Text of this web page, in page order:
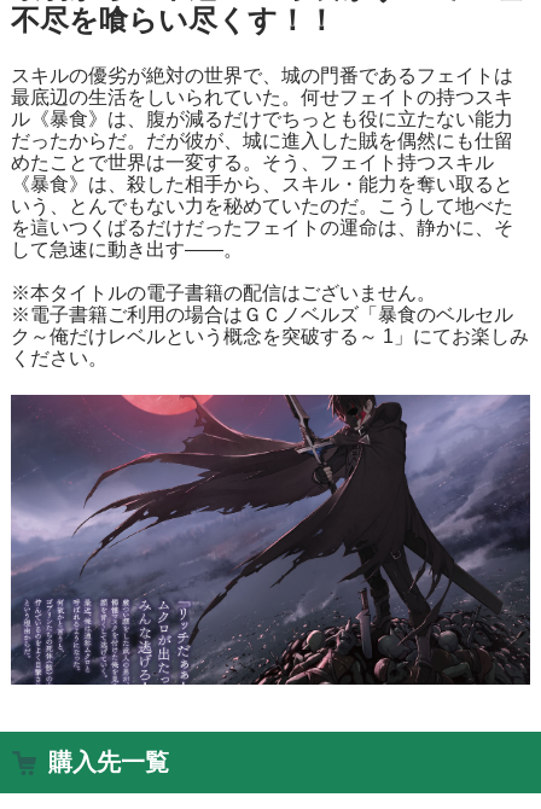
不尽を喰らい尽くす！！
スキルの優劣が絶対の世界で、城の門番であるフェイトは
最底辺の生活をしいられていた。何せフェイトの持つスキ
ル《暴食》は、腹が減るだけでちっとも役に立たない能力
だったからだ。だが彼が、城に進入した賊を偶然にも仕留
めたことで世界は一変する。そう、フェイト持つスキル
《暴食》は、殺した相手から、スキル・能力を奪い取ると
いう、とんでもない力を秘めていたのだ。こうして地べた
を這いつくばるだけだったフェイトの運命は、静かに、そ
して急速に動き出す――。
※本タイトルの電子書籍の配信はございません。
※電子書籍ご利用の場合は ＧＣノベルズ「暴食のベルセル
ク～俺だけレベルという概念を突破する～ 1」 にてお楽しみ
ください。
購入先一覧